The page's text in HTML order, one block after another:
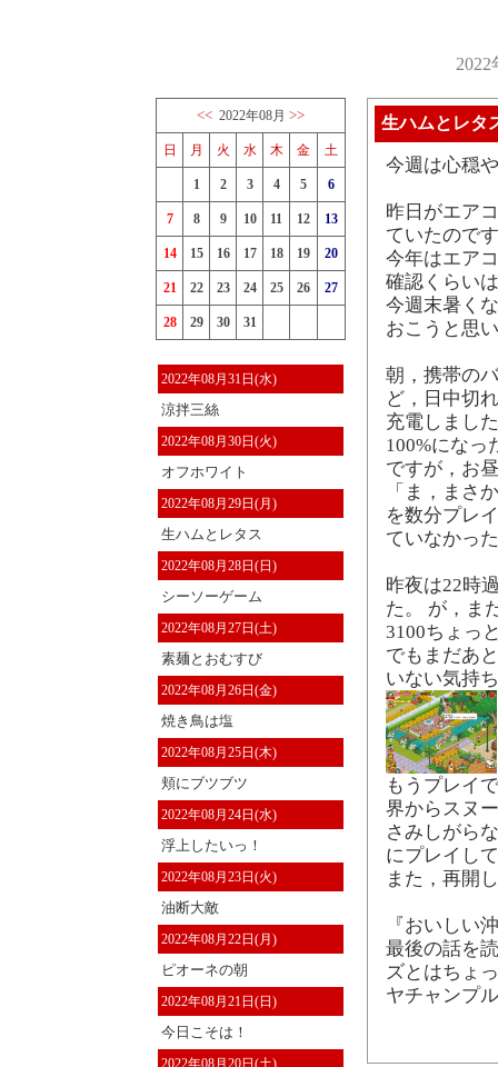
<< 2022年08月 >>
日 月 火 水 木 金 土
1 2 3 4 5 6
7 8 9 10 11 12 13
14 15 16 17 18 19 20
21 22 23 24 25 26 27
28 29 30 31
2022年08月31日(水)
涼拌三絲
2022年08月30日(火)
オフホワイト
2022年08月29日(月)
生ハムとレタス
2022年08月28日(日)
シーソーゲーム
2022年08月27日(土)
素麺とおむすび
2022年08月26日(金)
焼き鳥は塩
2022年08月25日(木)
頬にブツブツ
2022年08月24日(水)
浮上したいっ！
2022年08月23日(火)
油断大敵
2022年08月22日(月)
ピオーネの朝
2022年08月21日(日)
今日こそは！
2022年08月20日(土)
生ハムとレタ
今週は心穏
昨日がエア
ていたので
今年はエア
確認くらい
今週末暑く
おこうと思
朝，携帯の
ど，日中切
充電しまし
100%になっ
ですが，お
「ま，まさ
を数分プレ
ていなかっ
昨夜は22時
た。 が，ま
3100ちょっ
でもまだあ
いない気持
もうプレイ
界からスヌ
さみしがら
にプレイし
また，再開
『おいしい
最後の話を
ズとはちょ
ヤチャンプ